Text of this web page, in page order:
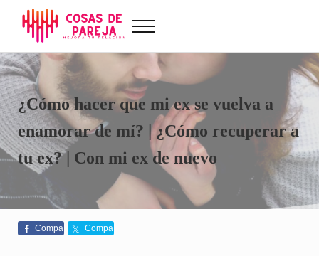
Saltar al contenido principal
Skip to after header navigation
Skip to site footer
Cosas de Pareja
Problemas de pareja, sexualidad, tests de amor...
Menu
¿Cómo hacer que mi ex se vuelva a
enamorar de mí? | ¿Cómo recuperar a
tu ex? | Con mi ex de nuevo
Compa
Compa